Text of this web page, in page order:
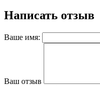
Написать отзыв
Ваше имя:
Ваш отзыв